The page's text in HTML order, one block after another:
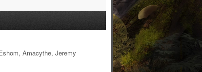
Amacythe, Jeremy